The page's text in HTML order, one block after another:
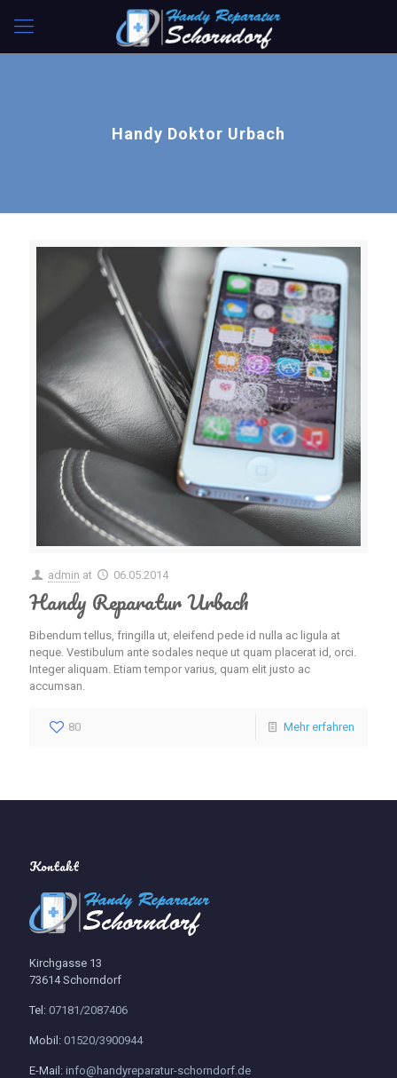
Handy Doktor Urbach
admin at 06.05.2014
Handy Reparatur Urbach
Bibendum tellus, fringilla ut, eleifend pede id nulla ac ligula at
neque. Vestibulum ante sodales neque ut quam placerat id, orci.
Integer aliquam. Etiam tempor varius, quam elit justo ac
accumsan.
80 Mehr erfahren
Kontakt
Kirchgasse 13
73614 Schorndorf
Tel: 07181/2087406
Mobil: 01520/3900944
E-Mail: info@handyreparatur-schorndorf.de